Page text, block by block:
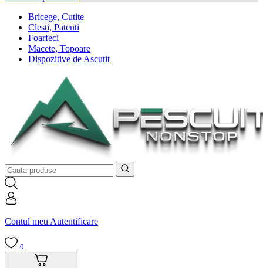
Bricege, Cutite
Clesti, Patenti
Foarfeci
Macete, Topoare
Dispozitive de Ascutit
Contul meu Autentificare
0